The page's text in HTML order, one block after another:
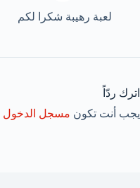
لعبة رهيبة شكرا لكم
اترك ردّاً
يجب أنت تكون مسجل الدخول